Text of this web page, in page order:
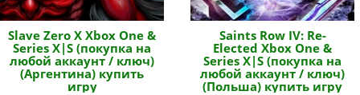
Slave Zero X Xbox One &
Series X|S (покупка на
любой аккаунт / ключ)
(Аргентина) купить
игру
Saints Row IV: Re-
Elected Xbox One &
Series X|S (покупка на
любой аккаунт / ключ)
(Польша) купить игру